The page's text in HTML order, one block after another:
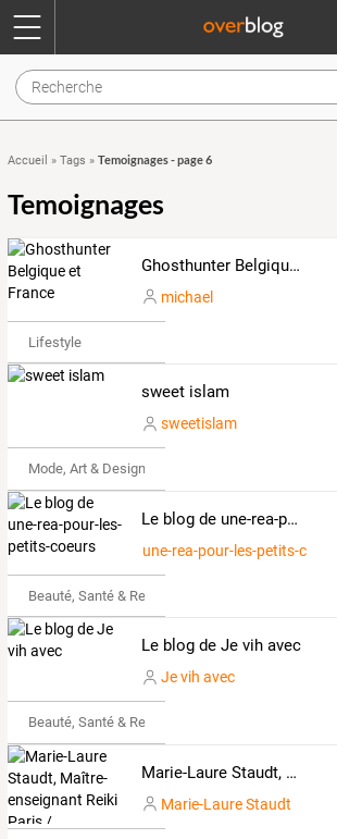
Accueil » Tags » Temoignages - page 6
Temoignages
Ghosthunter Belgique et France
michael
Lifestyle
sweet islam
sweetislam
Mode, Art & Design
Le blog de une-rea-pour-les-petits-coeurs
une-rea-pour-les-petits-coeurs
Beauté, Santé & Remise en forme
Le blog de Je vih avec
Je vih avec
Beauté, Santé & Remise en forme
Marie-Laure Staudt, Maître-enseignant Reiki Paris / Montpellier
Marie-Laure Staudt